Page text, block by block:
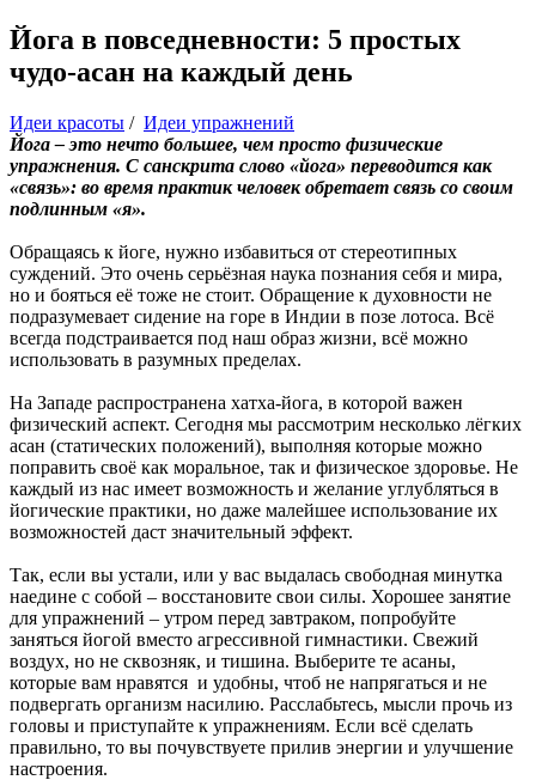
Йога в повседневности: 5 простых
чудо-асан на каждый день
Идеи красоты / Идеи упражнений
Йога – это нечто большее, чем просто физические
упражнения. С санскрита слово «йога» переводится как
«связь»: во время практик человек обретает связь со своим
подлинным «я».
Обращаясь к йоге, нужно избавиться от стереотипных
суждений. Это очень серьёзная наука познания себя и мира,
но и бояться её тоже не стоит. Обращение к духовности не
подразумевает сидение на горе в Индии в позе лотоса. Всё
всегда подстраивается под наш образ жизни, всё можно
использовать в разумных пределах.
На Западе распространена хатха-йога, в которой важен
физический аспект. Сегодня мы рассмотрим несколько лёгких
асан (статических положений), выполняя которые можно
поправить своё как моральное, так и физическое здоровье. Не
каждый из нас имеет возможность и желание углубляться в
йогические практики, но даже малейшее использование их
возможностей даст значительный эффект.
Так, если вы устали, или у вас выдалась свободная минутка
наедине с собой – восстановите свои силы. Хорошее занятие
для упражнений – утром перед завтраком, попробуйте
заняться йогой вместо агрессивной гимнастики. Свежий
воздух, но не сквозняк, и тишина. Выберите те асаны,
которые вам нравятся и удобны, чтоб не напрягаться и не
подвергать организм насилию. Расслабьтесь, мысли прочь из
головы и приступайте к упражнениям. Если всё сделать
правильно, то вы почувствуете прилив энергии и улучшение
настроения.